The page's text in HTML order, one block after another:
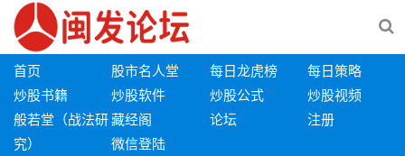
首页 股市名人堂 每日龙虎榜
每日策略
炒股书籍
炒股软件 炒股公式
炒股视频
般若堂（战法研
究）
藏经阁 论坛
注册
微信登陆